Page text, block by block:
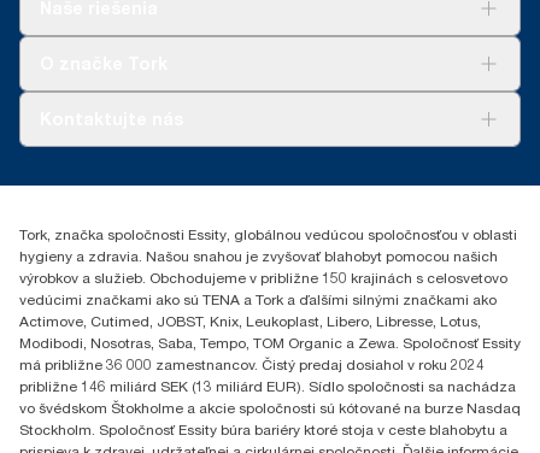
Essity Slovakia s.r.o.
049 12 Gemerská Hôrka
Tork, značka spoločnosti Essity, globálnou vedúcou spoločnosťou v oblasti
hygieny a zdravia. Našou snahou je zvyšovať blahobyt pomocou našich
výrobkov a služieb. Obchodujeme v približne 150 krajinách s celosvetovo
vedúcimi značkami ako sú TENA a Tork a ďalšími silnými značkami ako
Actimove, Cutimed, JOBST, Knix, Leukoplast, Libero, Libresse, Lotus,
Modibodi, Nosotras, Saba, Tempo, TOM Organic a Zewa. Spoločnosť Essity
má približne 36 000 zamestnancov. Čistý predaj dosiahol v roku 2024
približne 146 miliárd SEK (13 miliárd EUR). Sídlo spoločnosti sa nachádza
vo švédskom Štokholme a akcie spoločnosti sú kótované na burze Nasdaq
Stockholm. Spoločnosť Essity búra bariéry ktoré stoja v ceste blahobytu a